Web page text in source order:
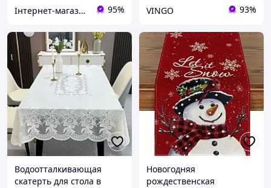
Інтернет-магазин Megusta 95% VINGO 93%
Водоотталкивающая
скатерть для стола в
Новогодняя
рождественская